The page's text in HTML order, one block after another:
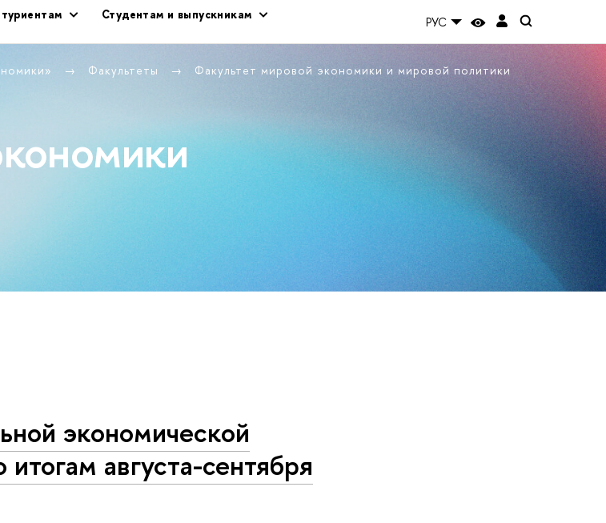
Студентам и выпускникам
РУС
Факультеты Факультет мировой экономики и мировой политики
экономической
августа-сентября